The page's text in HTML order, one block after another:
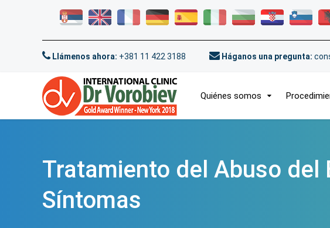
Llámenos ahora: +381 11 422 3188 Háganos una pregunta:
Quiénes somos
Tratamiento del Abuso del
Síntomas